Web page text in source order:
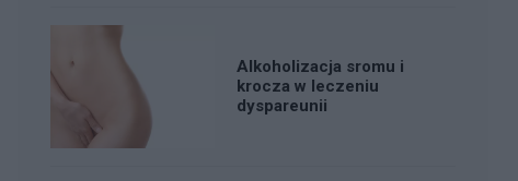
Alkoholizacja sromu i
krocza w leczeniu
dyspareunii